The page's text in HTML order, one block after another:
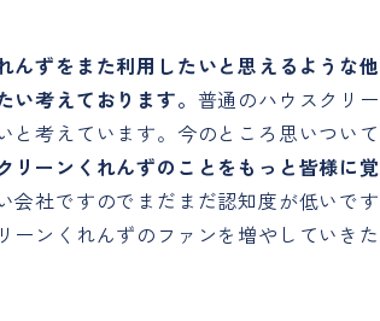
んずをまた利用したいと思えるような他
考えております。 普通のハウスクリー
と考えています。今のところ思いついて
リーンくれんずのことをもっと皆様に覚
会社ですのでまだまだ認知度が低いです
ンくれんずのファンを増やしていきた